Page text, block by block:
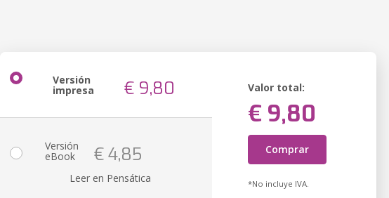
Versión
impresa € 9,80 Valor total:
€ 9,80
Comprar
*No incluye IVA.
Versión
eBook € 4,85
Leer en Pensática